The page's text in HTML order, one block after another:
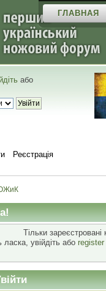
ГЛАВНАЯ
або
Реєстрація
Тільки
ласка, увійдіть або